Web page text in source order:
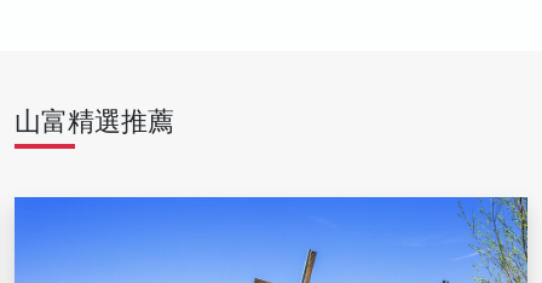
山富精選推薦